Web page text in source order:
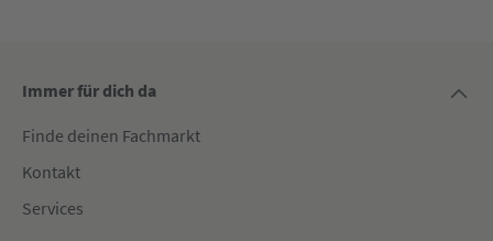
Immer für dich da
Finde deinen Fachmarkt
Kontakt
Services